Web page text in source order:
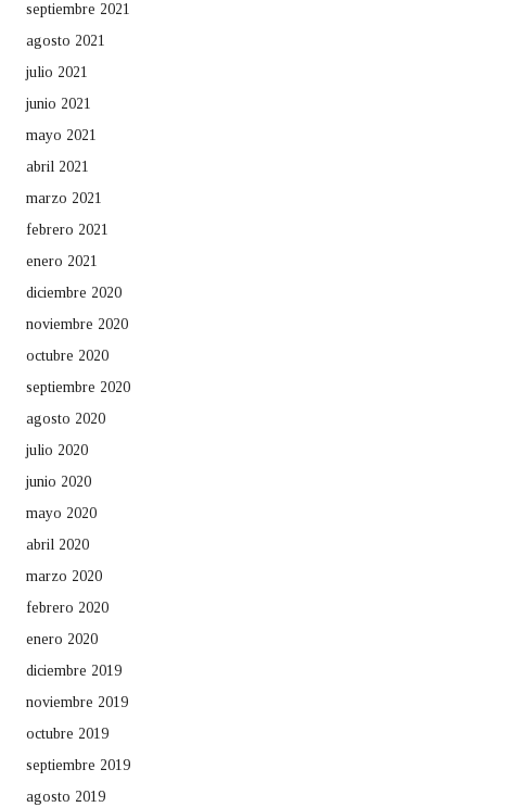
septiembre 2021
agosto 2021
julio 2021
junio 2021
mayo 2021
abril 2021
marzo 2021
febrero 2021
enero 2021
diciembre 2020
noviembre 2020
octubre 2020
septiembre 2020
agosto 2020
julio 2020
junio 2020
mayo 2020
abril 2020
marzo 2020
febrero 2020
enero 2020
diciembre 2019
noviembre 2019
octubre 2019
septiembre 2019
agosto 2019